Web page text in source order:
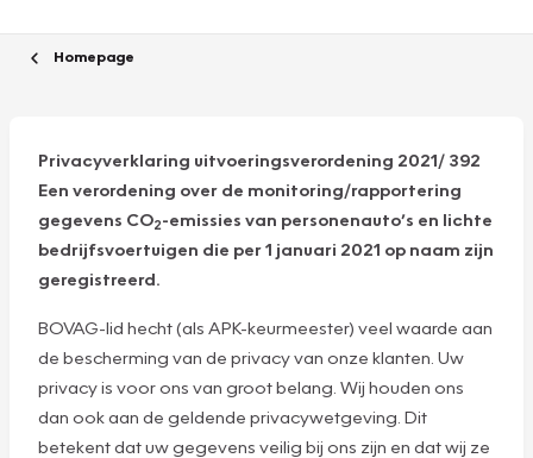
Homepage
Privacyverklaring uitvoeringsverordening 2021/ 392
Een verordening over de monitoring/rapportering
gegevens CO2-emissies van personenauto’s en lichte
bedrijfsvoertuigen die per 1 januari 2021 op naam zijn
geregistreerd.
BOVAG-lid hecht (als APK-keurmeester) veel waarde aan
de bescherming van de privacy van onze klanten. Uw
privacy is voor ons van groot belang. Wij houden ons
dan ook aan de geldende privacywetgeving. Dit
betekent dat uw gegevens veilig bij ons zijn en dat wij ze